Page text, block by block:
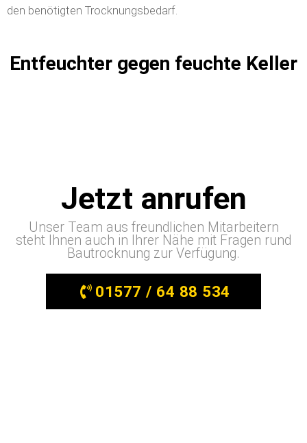
den benötigten Trocknungsbedarf.
Entfeuchter gegen feuchte Keller
Jetzt anrufen
Unser Team aus freundlichen Mitarbeitern
steht Ihnen auch in Ihrer Nähe mit Fragen rund
Bautrocknung zur Verfügung.
01577 / 64 88 534